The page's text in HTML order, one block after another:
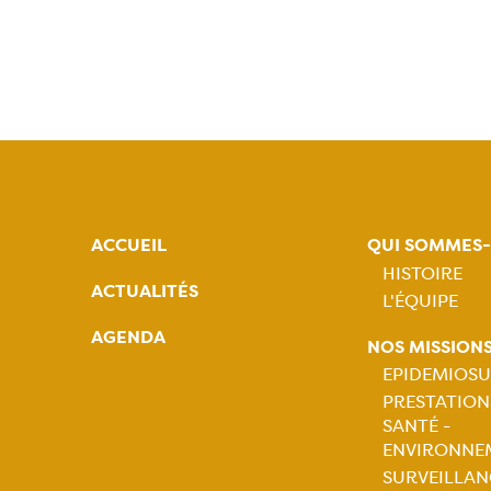
ACCUEIL
ACTUALITÉS
AGENDA
QUI
HISTOIRE
L'ÉQUIPE
NOS
SANTÉ -